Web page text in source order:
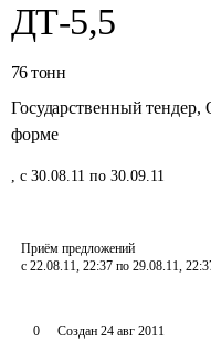
ДТ-5,5
76 тонн
Государственный тендер,
форме
, с 30.08.11 по 30.09.11
Приём предложений
с 22.08.11, 22:37 по 29.08.11,
0 Создан 24 авг 2011